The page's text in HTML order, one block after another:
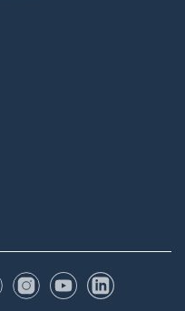
FacebookInstagram
YouTubeLinkedIn